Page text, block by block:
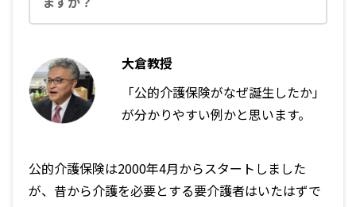
大倉教授
「公的介護保険がなぜ誕生したか」
が分かりやすい例かと思います。
公的介護保険は2000年4月からスタートしました
が、昔から介護を必要とする要介護者はいたはずで